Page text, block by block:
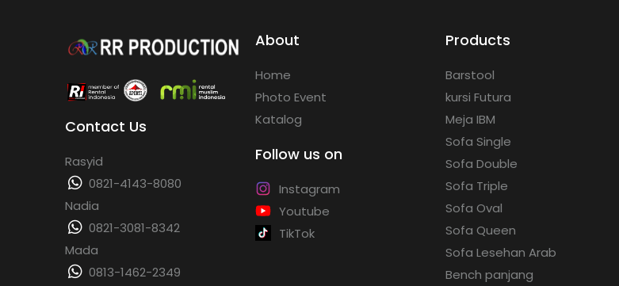
Contact Us
Rasyid
0821-4143-8080
Nadia
0821-3081-8342
Mada
0813-1462-2349
About
Home
Photo Event
Katalog
Follow us on
Instagram
Youtube
TikTok
Products
Barstool
kursi Futura
Meja IBM
Sofa Single
Sofa Double
Sofa Triple
Sofa Oval
Sofa Queen
Sofa Lesehan Arab
Bench panjang